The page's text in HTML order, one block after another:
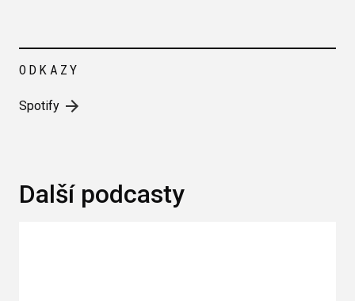
ODKAZY
Spotify
Další podcasty